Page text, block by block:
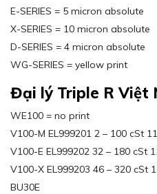
E-SERIES = 5 micron absolute
X-SERIES = 10 micron absolute
D-SERIES = 4 micron absolute
WG-SERIES = yellow print
Đại lý Triple R Việt
WE100 = no print
V100-M EL999201 2 – 100 cSt
V100-E EL999202 32 – 180 cSt
V100-X EL999203 46 – 320 cSt
BU30E